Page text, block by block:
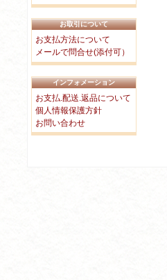
お取引について
お支払方法について
メールで問合せ(添付可）
インフォメーション
お支払.配送.返品について
個人情報保護方針
お問い合わせ